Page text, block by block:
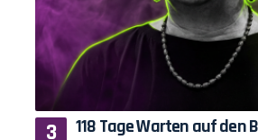
118 Tage Warten auf den